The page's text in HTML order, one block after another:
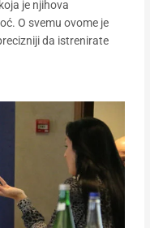
je njihova
O svemu ovome je
da istrenirate